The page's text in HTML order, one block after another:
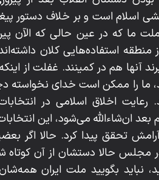
اسلام است و بر خلاف دستور
ما كه در عين حالى كه الآن
منطقه استفاده‌هايى كلان
آنها هم در كمينند. غفلت از
ما را ممكن است خداى نخواسته
رعايت اخلاق اسلامى در
مى‌شود، اين
تحقق پيدا كرد. حالا اگر
مجلس حالا دستشان از آن كوتاه
نبايد بگوييد ملت ايران